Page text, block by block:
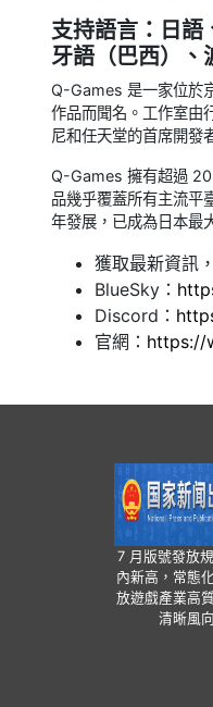
支持語言 ：日
牙語（巴西）、
Q-Games 是一家位於
作品而聞名。工作室由
尼和任天堂的首席開發
Q-Games 擁有超過
品幾乎覆蓋所有主流
年發展，已成為日本最
獲取最新資訊
BlueSky：
Discord：
官網： https://
7 月版號發放
內新高，常態
放遊戲產業高
清晰風向